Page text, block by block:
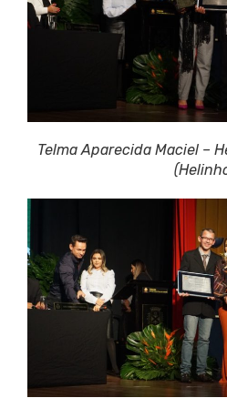
Telma Aparecida Maciel –